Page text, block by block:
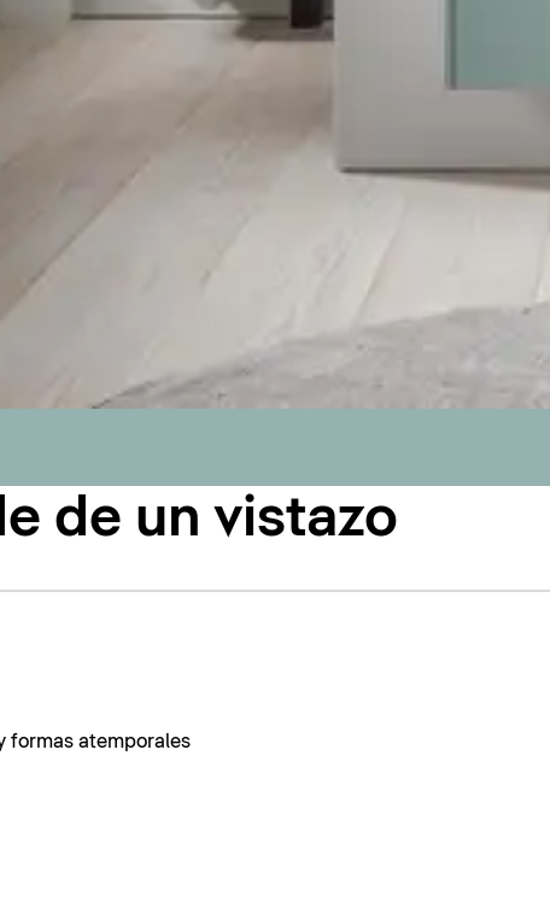
de un vistazo
formas atemporales